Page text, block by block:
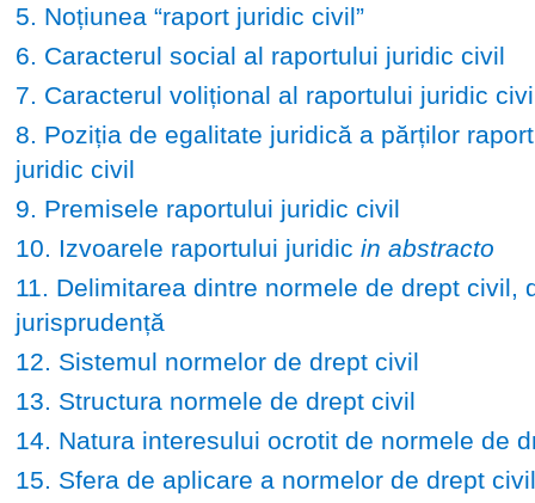
5. Noțiunea “raport juridic civil”
6. Caracterul social al raportului juridic civil
7. Caracterul volițional al raportului juridic
8. Poziția de egalitate juridică a părților
juridic civil
9. Premisele raportului juridic civil
10. Izvoarele raportului juridic in abstracto
11. Delimitarea dintre normele de drept civil,
jurisprudență
12. Sistemul normelor de drept civil
13. Structura normele de drept civil
14. Natura interesului ocrotit de normele de
15. Sfera de aplicare a normelor de drept civil